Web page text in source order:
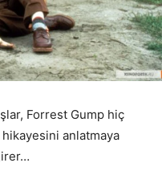
Forrest Gump hiç
hikayesini anlatmaya